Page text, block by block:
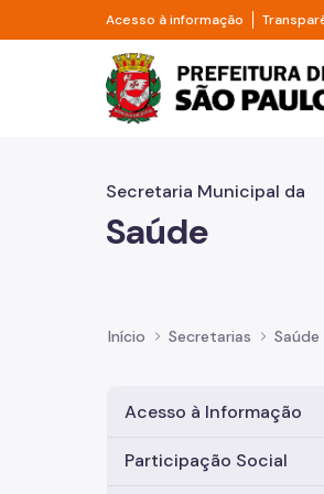
Pular para o Conteúdo principal
Acesso à informação Divisor
Prefeitura
Secretaria Municipal da
Saúde
Início Secretarias Saúde
Acesso à Informação
Participação Social